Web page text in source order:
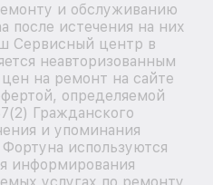
и обслуживанию
после истечения на них
Сервисный центр в
неавторизованным
на ремонт на сайте
определяемой
Гражданского
и упоминания
используются
информирования